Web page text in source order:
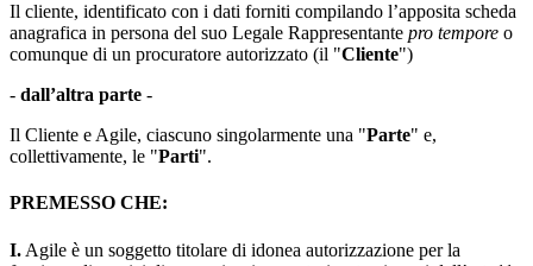
Il cliente, identificato con i dati forniti compilando l’apposita scheda
anagrafica in persona del suo Legale Rappresentante pro tempore o
comunque di un procuratore autorizzato (il "Cliente")
- dall’altra parte -
Il Cliente e Agile, ciascuno singolarmente una "Parte" e,
collettivamente, le "Parti".
PREMESSO CHE:
I. Agile è un soggetto titolare di idonea autorizzazione per la